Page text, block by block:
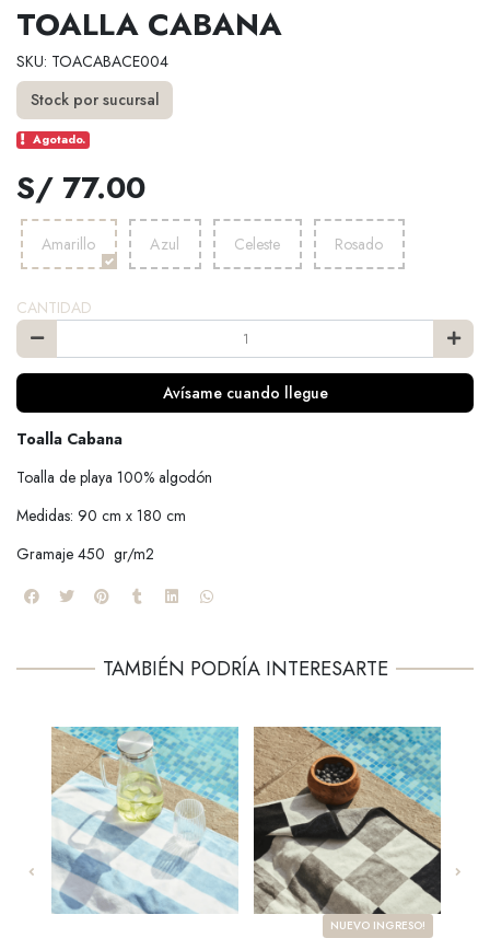
TOALLA CABANA
SKU: TOACABACE004
Stock por sucursal
Agotado.
S/ 77.00
Amarillo Azul Celeste Rosado
CANTIDAD
Avísame cuando llegue
Toalla Cabana
Toalla de playa 100% algodón
Medidas: 90 cm x 180 cm
Gramaje 450 gr/m2
TAMBIÉN PODRÍA INTERESARTE
NUEVO INGRESO!